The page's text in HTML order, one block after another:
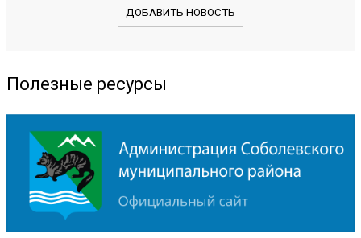
ДОБАВИТЬ НОВОСТЬ
Полезные ресурсы